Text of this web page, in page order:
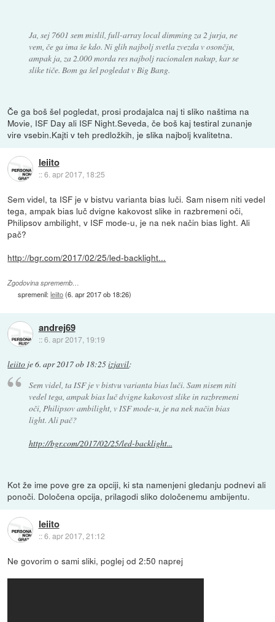
Ja, sej 7601 sem mislil, full-array local dimming za 2 jurja, ne
vem, če ga ima še kdo. Ni glih najbolj svetla zvezda v osončju,
ampak ja, za 2.000 morda res najbolj racionalen nakup, kar se
slike tiče. Bom ga šel pogledat v Big Bang.
Če ga boš šel pogledat, prosi prodajalca naj ti sliko naštima na
Movie, ISF Day ali ISF Night.Seveda, če boš kaj testiral zunanje
vire vsebin.Kajti v teh predložkih, je slika najbolj kvalitetna.
leiito
::6. apr 2017, 18:25
Sem videl, ta ISF je v bistvu varianta bias luči. Sam nisem niti vedel
tega, ampak bias luč dvigne kakovost slike in razbremeni oči,
Philipsov ambilight, v ISF mode-u, je na nek način bias light. Ali
pač?
http://bgr.com/2017/02/25/led-backlight...
Zgodovina sprememb…
spremenil:leiito(6. apr 2017 ob 18:26)
andrej69
::6. apr 2017, 19:19
leiito je6. apr 2017 ob 18:25izjavil:
Sem videl, ta ISF je v bistvu varianta bias luči. Sam nisem niti
vedel tega, ampak bias luč dvigne kakovost slike in razbremeni
oči, Philipsov ambilight, v ISF mode-u, je na nek način bias
light. Ali pač?
http://bgr.com/2017/02/25/led-backlight...
Kot že ime pove gre za opciji, ki sta namenjeni gledanju podnevi ali
ponoči. Določena opcija, prilagodi sliko določenemu ambijentu.
leiito
::6. apr 2017, 21:12
Ne govorim o sami sliki, poglej od 2:50 naprej